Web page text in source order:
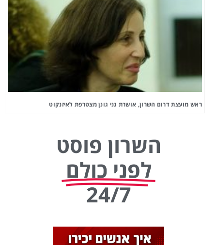
ראש מועצת דרום השרון, אושרת גני גונן מצטרפת לאיזנקוט
השרון פוסט
לפני כולם
24/7